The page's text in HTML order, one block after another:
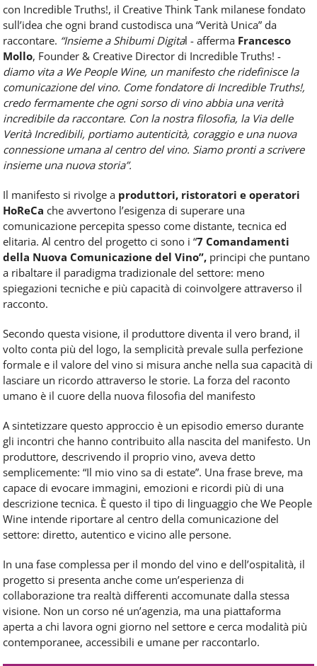
con Incredible Truths!, il Creative Think Tank milanese fondato
sull’idea che ogni brand custodisca una “Verità Unica” da
raccontare. “Insieme a Shibumi Digital - afferma Francesco
Mollo, Founder & Creative Director di Incredible Truths! -
diamo vita a We People Wine, un manifesto che ridefinisce la
comunicazione del vino. Come fondatore di Incredible Truths!,
credo fermamente che ogni sorso di vino abbia una verità
incredibile da raccontare. Con la nostra filosofia, la Via delle
Verità Incredibili, portiamo autenticità, coraggio e una nuova
connessione umana al centro del vino. Siamo pronti a scrivere
insieme una nuova storia”.
Il manifesto si rivolge a produttori, ristoratori e operatori
HoReCa che avvertono l’esigenza di superare una
comunicazione percepita spesso come distante, tecnica ed
elitaria. Al centro del progetto ci sono i “7 Comandamenti
della Nuova Comunicazione del Vino”, principi che puntano
a ribaltare il paradigma tradizionale del settore: meno
spiegazioni tecniche e più capacità di coinvolgere attraverso il
racconto.
Secondo questa visione, il produttore diventa il vero brand, il
volto conta più del logo, la semplicità prevale sulla perfezione
formale e il valore del vino si misura anche nella sua capacità di
lasciare un ricordo attraverso le storie. La forza del raconto
umano è il cuore della nuova filosofia del manifesto
A sintetizzare questo approccio è un episodio emerso durante
gli incontri che hanno contribuito alla nascita del manifesto. Un
produttore, descrivendo il proprio vino, aveva detto
semplicemente: “Il mio vino sa di estate”. Una frase breve, ma
capace di evocare immagini, emozioni e ricordi più di una
descrizione tecnica. È questo il tipo di linguaggio che We People
Wine intende riportare al centro della comunicazione del
settore: diretto, autentico e vicino alle persone.
In una fase complessa per il mondo del vino e dell’ospitalità, il
progetto si presenta anche come un’esperienza di
collaborazione tra realtà differenti accomunate dalla stessa
visione. Non un corso né un’agenzia, ma una piattaforma
aperta a chi lavora ogni giorno nel settore e cerca modalità più
contemporanee, accessibili e umane per raccontarlo.